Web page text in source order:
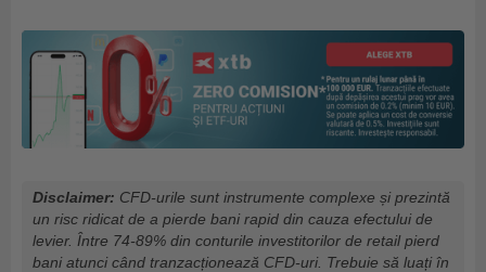
Disclaimer: CFD-urile sunt instrumente complexe și prezintă
un risc ridicat de a pierde bani rapid din cauza efectului de
levier. Între 74-89% din conturile investitorilor de retail pierd
bani atunci când tranzacționează CFD-uri. Trebuie să luați în